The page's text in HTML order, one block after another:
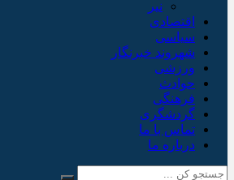
نیر
اقتصادی
سیاسی
شهروند خبرنگار
ورزشی
حوادث
فرهنگی
گردشگری
تماس با ما
درباره ما